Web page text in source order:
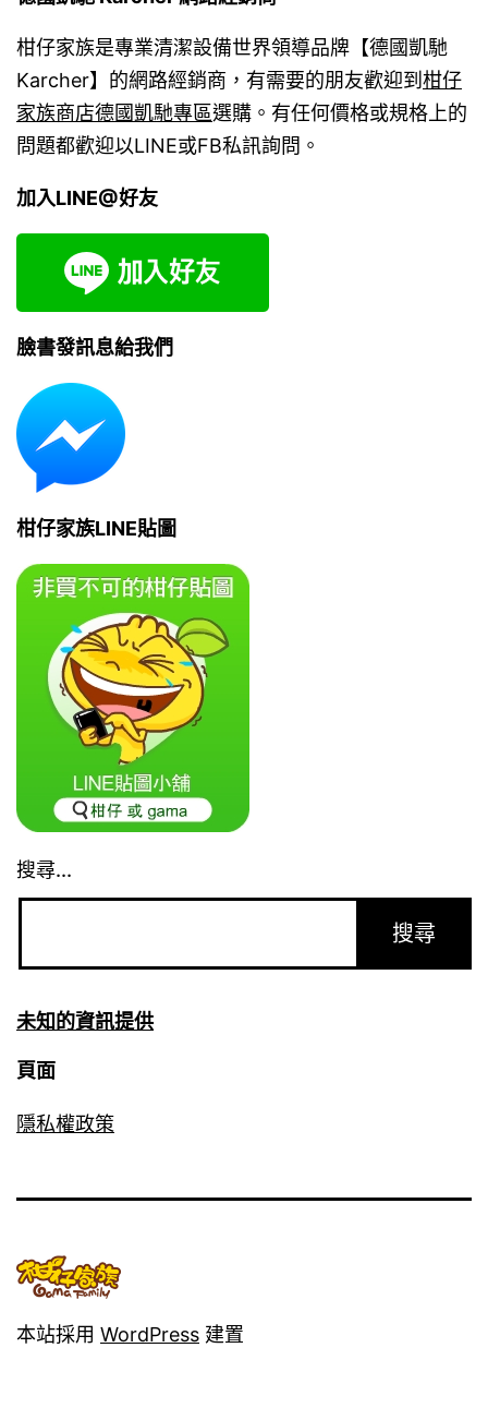
柑仔家族是專業清潔設備世界領導品牌【德國凱馳
Karcher】的網路經銷商，有需要的朋友歡迎到 柑仔
家族商店德國凱馳專區選購。有任何價格或規格上的
問題都歡迎以LINE或FB私訊詢問。
加入LINE@好友
臉書發訊息給我們
柑仔家族LINE貼圖
搜尋...
未知的資訊提供
頁面
隱私權政策
本站採用 WordPress 建置